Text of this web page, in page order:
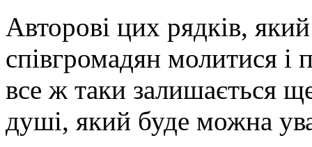
Авторові цих рядків,
співгромадян молитися і
все ж таки залишається
душі, який буде можна